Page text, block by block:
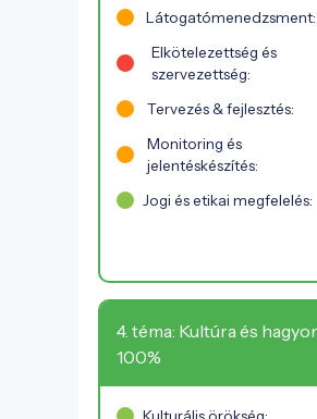
Látogatómenedzsment:
Elkötelezettség és
szervezettség:
Tervezés & fejlesztés:
Monitoring és
jelentéskészítés:
Jogi és etikai megfelelés:
4. téma: Kultúra és
100%